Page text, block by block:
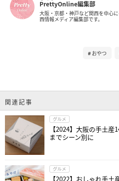
PrettyOnline編集部
大阪・京都・神戸など関西を中心
西情報メディア編集部です。
おやつ
関連記事
グルメ
【2024】大阪の手土
までシーン別に
グルメ
【2022】おしゃれ手